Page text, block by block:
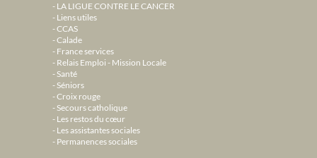
LA LIGUE CONTRE LE CANCER
Liens utiles
CCAS
Calade
France services
Relais Emploi - Mission Locale
Santé
Séniors
Croix rouge
Secours catholique
Les restos du cœur
Les assistantes sociales
Permanences sociales